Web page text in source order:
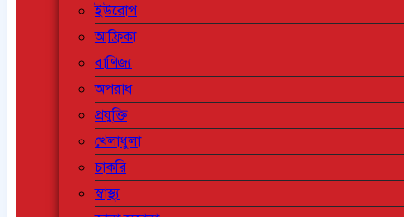
ইউরোপ
আফ্রিকা
বাণিজ্য
অপরাধ
প্রযুক্তি
খেলাধুলা
চাকরি
স্বাস্থ্য